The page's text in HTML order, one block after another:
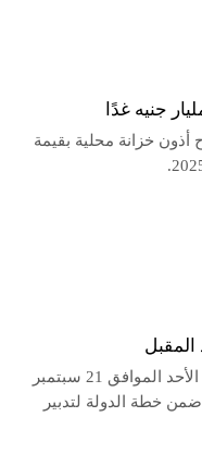
أذون خزانة محلية بقيمة
يطرح البنك المركزي المصري، نيابةً عن وزارة المالية، يوم الأحد الموافق 21 سبتمبر
إجمالية تبلغ 65 مليار جنيه، ضمن خطة الدولة لتدبير